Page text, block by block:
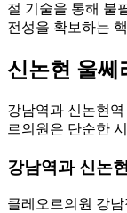
절 기술을 통해 불
전성을 확보하는
신논현 울쎄
강남역과 신논현
르의원은 단순한
강남역과 신논
클레오르의원 강